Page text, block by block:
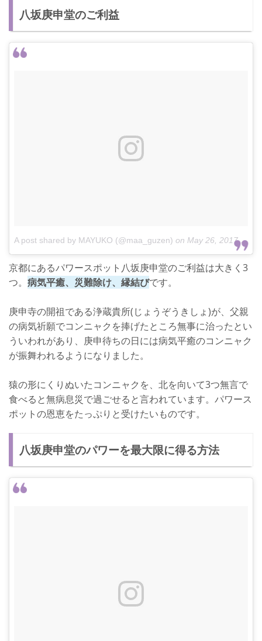
八坂庚申堂のご利益
A post shared by MAYUKO (@maa_guzen) on May 26, 2017 at 9:41am PDT
京都にあるパワースポット八坂庚申堂のご利益は大きく3
つ。 病気平癒、災難除け、縁結びです。
庚申寺の開祖である浄蔵貴所(じょうぞうきしょ)が、父親
の病気祈願でコンニャクを捧げたところ無事に治ったとい
ういわれがあり、庚申待ちの日には病気平癒のコンニャク
が振舞われるようになりました。
猿の形にくりぬいたコンニャクを、北を向いて3つ無言で
食べると無病息災で過ごせると言われています。パワース
ポットの恩恵をたっぷりと受けたいものです。
八坂庚申堂のパワーを最大限に得る方法